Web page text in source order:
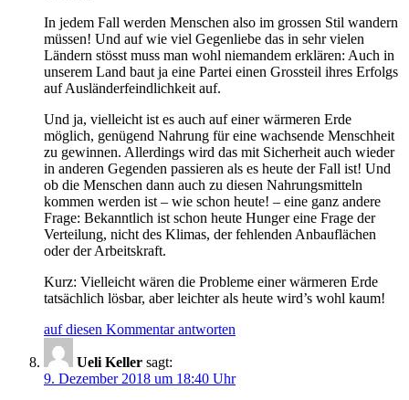
In jedem Fall werden Menschen also im grossen Stil wandern
müssen! Und auf wie viel Gegenliebe das in sehr vielen
Ländern stösst muss man wohl niemandem erklären: Auch in
unserem Land baut ja eine Partei einen Grossteil ihres Erfolgs
auf Ausländerfeindlichkeit auf.
Und ja, vielleicht ist es auch auf einer wärmeren Erde
möglich, genügend Nahrung für eine wachsende Menschheit
zu gewinnen. Allerdings wird das mit Sicherheit auch wieder
in anderen Gegenden passieren als es heute der Fall ist! Und
ob die Menschen dann auch zu diesen Nahrungsmitteln
kommen werden ist – wie schon heute! – eine ganz andere
Frage: Bekanntlich ist schon heute Hunger eine Frage der
Verteilung, nicht des Klimas, der fehlenden Anbauflächen
oder der Arbeitskraft.
Kurz: Vielleicht wären die Probleme einer wärmeren Erde
tatsächlich lösbar, aber leichter als heute wird’s wohl kaum!
auf diesen Kommentar antworten
Ueli Keller sagt:
9. Dezember 2018 um 18:40 Uhr